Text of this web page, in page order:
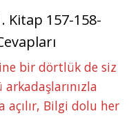
Kitap 157-158-
bir dörtlük de siz
arkadaşlarınızla
açılır, Bilgi dolu her